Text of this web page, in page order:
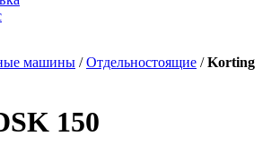
машины /Отдельностоящие /Korting
150